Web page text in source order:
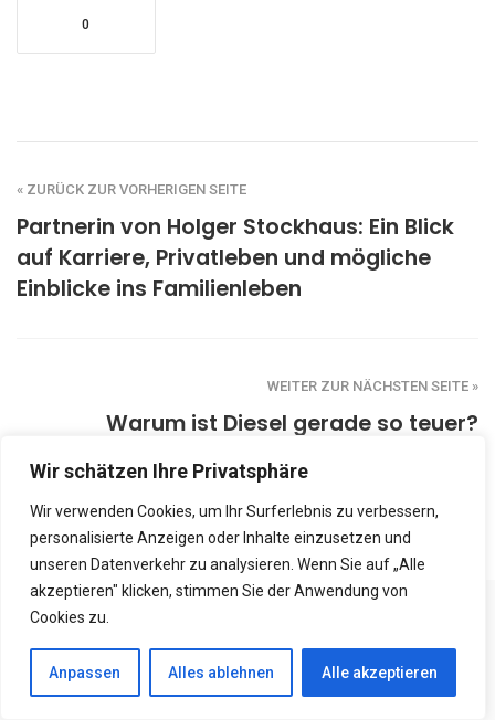
Wir schätzen Ihre Privatsphäre
Wir verwenden Cookies, um Ihr Surferlebnis zu verbessern,
personalisierte Anzeigen oder Inhalte einzusetzen und
unseren Datenverkehr zu analysieren. Wenn Sie auf „Alle
akzeptieren" klicken, stimmen Sie der Anwendung von
Cookies zu.
Anpassen Alles ablehnen Alle akzeptieren
0
« ZURÜCK ZUR VORHERIGEN SEITE
Partnerin von Holger Stockhaus: Ein Blick
auf Karriere, Privatleben und mögliche
Einblicke ins Familienleben
WEITER ZUR NÄCHSTEN SEITE »
Warum ist Diesel gerade so teuer?
und globalen Einflüssen